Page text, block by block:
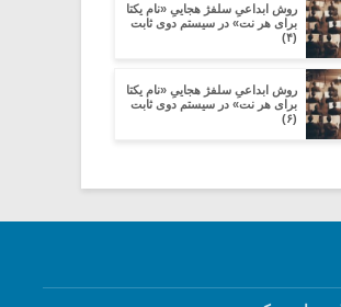
روش ابداعیِ سلفژ هجاییِ «نام یکتا
برای هر نت» در سیستم دوی ثابت
(۴)
روش ابداعیِ سلفژ هجاییِ «نام یکتا
برای هر نت» در سیستم دوی ثابت
(۶)